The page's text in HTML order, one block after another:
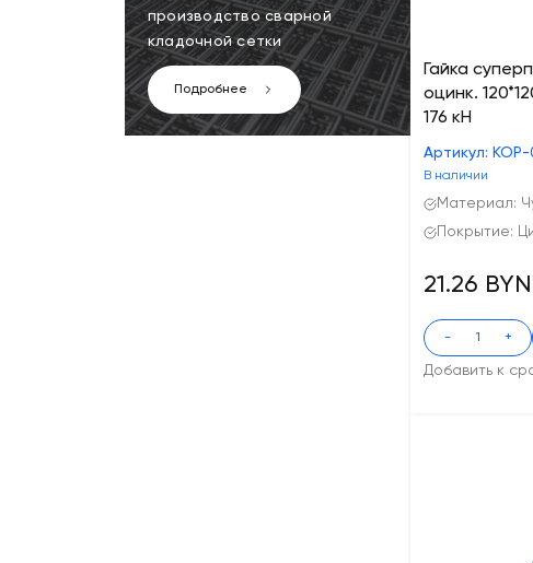
производство сварной
кладочной сетки
Подробнее
Гайка
оцинк.
176 кН
Артикул: КОР-
В наличии
Материал:
Покрытие:
Добавить к
21.26 BYN
- +